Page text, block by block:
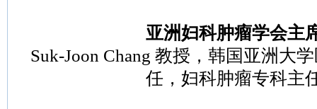
亚洲妇科肿瘤学会主
Suk-Joon Chang 教授，韩国亚洲大
任，妇科肿瘤专科主